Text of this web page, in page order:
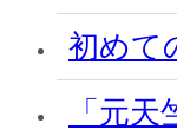
初めて
「元